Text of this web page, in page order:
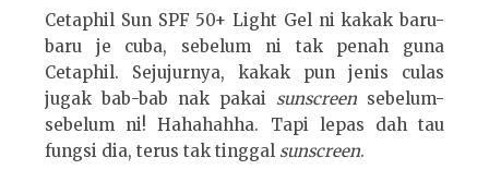
Cetaphil Sun SPF 50+ Light Gel ni kakak baru-
baru je cuba, sebelum ni tak penah guna
Cetaphil. Sejujurnya, kakak pun jenis culas
jugak bab-bab nak pakai sunscreen sebelum-
sebelum ni! Hahahahha. Tapi lepas dah tau
fungsi dia, terus tak tinggal sunscreen.